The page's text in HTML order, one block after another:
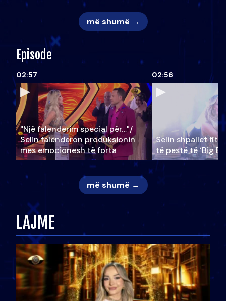
më shumë →
Episode
02:57
"Një falenderim special për…"/
Selin falënderon produksionin
mes emocionesh të forta
02:56
Selin shpallet
të pestë të ‘Big
më shumë →
LAJME